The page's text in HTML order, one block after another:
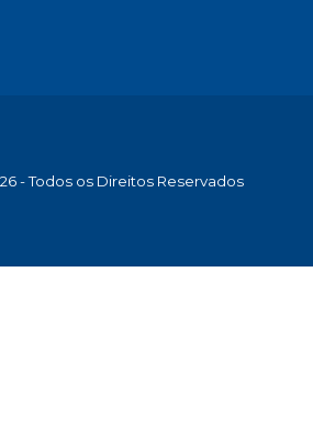
- Todos os Direitos Reservados